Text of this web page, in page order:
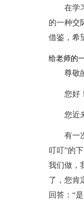
在学
的一种交
借鉴，希
给老师的
尊敬
您好！
您近
有一
叮叮”的
我们做，
了，您肯
回答：“